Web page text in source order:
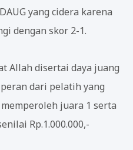
yang cidera karena
dengan skor 2-1.
Allah disertai daya juang
dari pelatih yang
juara 1 serta
Rp.1.000.000,-